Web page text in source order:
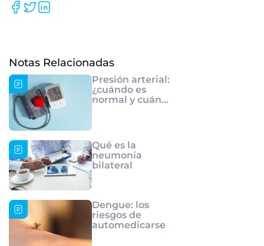
Notas Relacionadas
Presión arterial:
¿cuándo es
normal y cuándo
Qué es la
neumonía
bilateral
Dengue: los
riesgos de
automedicarse